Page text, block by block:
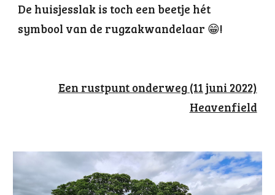
De huisjesslak is toch een beetje hét
symbool van de rugzakwandelaar 😁!
Een rustpunt onderweg (11 juni 2022)
Heavenfield